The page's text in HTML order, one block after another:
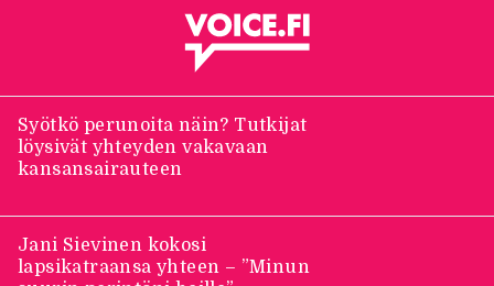
Syötkö perunoita näin? Tutkijat
löysivät yhteyden vakavaan
kansansairauteen
lapsikatraansa yhteen – ”Minun
suurin perintöni heille”